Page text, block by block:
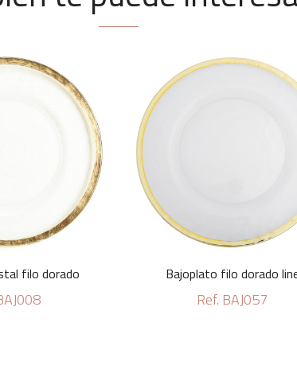
filo dorado Bajoplato filo dorado
Ref. BAJ057